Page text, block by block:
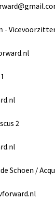
-
2
Schoen /